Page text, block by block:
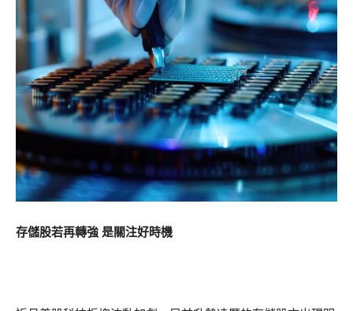
存儲股若再轉強 是關注好時機